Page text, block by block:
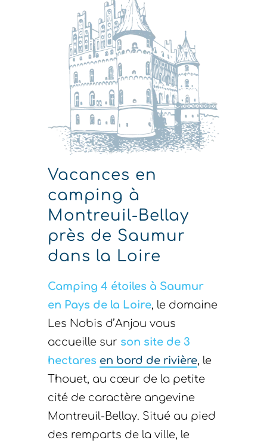
Vacances en
camping à
Montreuil-Bellay
près de Saumur
dans la Loire
Camping 4 étoiles à Saumur
en Pays de la Loire, le domaine
Les Nobis d’Anjou vous
accueille sur son site de 3
hectares en bord de rivière, le
Thouet, au cœur de la petite
cité de caractère angevine
Montreuil-Bellay. Situé au pied
des remparts de la ville, le